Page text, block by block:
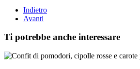
Indietro
Avanti
Ti potrebbe anche interessare